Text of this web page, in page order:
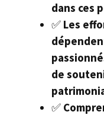
dans ces
✅ Les
de
✅